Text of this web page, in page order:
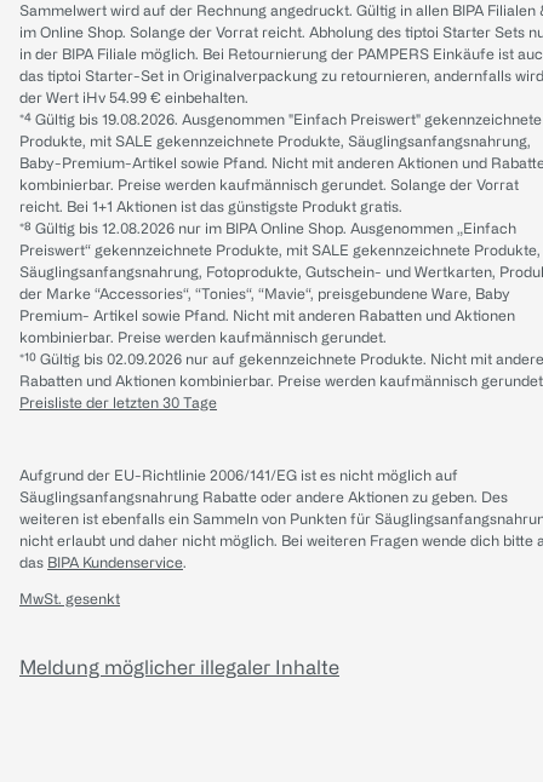
Sammelwert wird auf der Rechnung angedruckt. Gültig in allen BIPA Filialen
im Online Shop. Solange der Vorrat reicht. Abholung des tiptoi Starter Sets
in der BIPA Filiale möglich. Bei Retournierung der PAMPERS Einkäufe ist
das tiptoi Starter-Set in Originalverpackung zu retournieren, andernfalls wird
der Wert iHv 54.99 € einbehalten.
*⁴ Gültig bis 19.08.2026. Ausgenommen "Einfach Preiswert" gekennzeichnete
Produkte, mit SALE gekennzeichnete Produkte, Säuglingsanfangsnahrung,
Baby-Premium-Artikel sowie Pfand. Nicht mit anderen Aktionen und
kombinierbar. Preise werden kaufmännisch gerundet. Solange der Vorrat
reicht. Bei 1+1 Aktionen ist das günstigste Produkt gratis.
*⁸ Gültig bis 12.08.2026 nur im BIPA Online Shop. Ausgenommen „Einfach
Preiswert“ gekennzeichnete Produkte, mit SALE gekennzeichnete Produkte,
Säuglingsanfangsnahrung, Fotoprodukte, Gutschein- und Wertkarten,
der Marke “Accessories“, “Tonies“, “Mavie“, preisgebundene Ware, Baby
Premium- Artikel sowie Pfand. Nicht mit anderen Rabatten und Aktionen
kombinierbar. Preise werden kaufmännisch gerundet.
*¹⁰ Gültig bis 02.09.2026 nur auf gekennzeichnete Produkte. Nicht mit
Rabatten und Aktionen kombinierbar. Preise werden kaufmännisch
Preisliste der letzten 30 Tage
Aufgrund der EU-Richtlinie 2006/141/EG ist es nicht möglich auf
Säuglingsanfangsnahrung Rabatte oder andere Aktionen zu geben. Des
weiteren ist ebenfalls ein Sammeln von Punkten für
nicht erlaubt und daher nicht möglich. Bei weiteren Fragen wende dich bitte
das BIPA Kundenservice.
MwSt. gesenkt
Meldung möglicher illegaler Inhalte